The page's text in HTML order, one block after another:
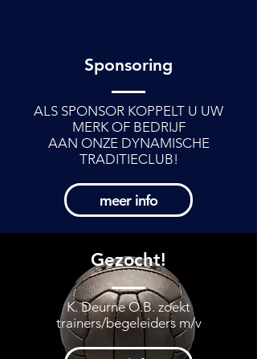
Sponsoring
ALS SPONSOR KOPPELT U UW
MERK OF BEDRIJF
AAN ONZE DYNAMISCHE
TRADITIECLUB!
meer info
Gezocht!
K. Deurne O.B. zoekt
trainers/begeleiders m/v